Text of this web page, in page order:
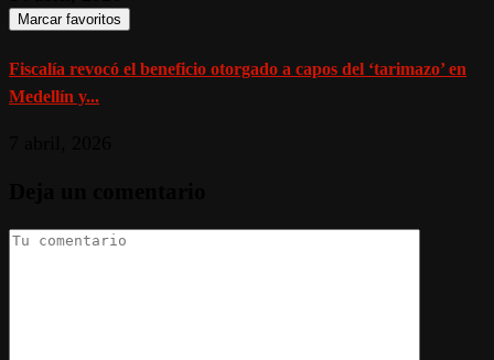
Marcar favoritos
Fiscalía revocó el beneficio otorgado a capos del ‘tarimazo’ en
Medellín y...